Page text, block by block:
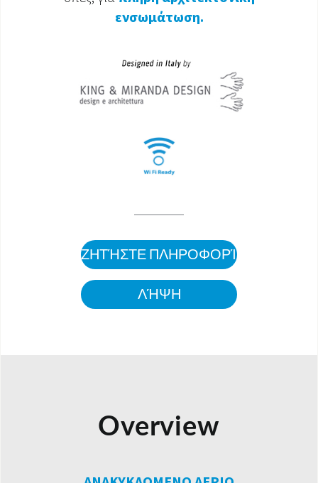
ενσωμάτωση.
ΖΗΤΉΣΤΕ ΠΛΗΡΟΦΟΡΊΕΣ
ΛΉΨΗ
Overview